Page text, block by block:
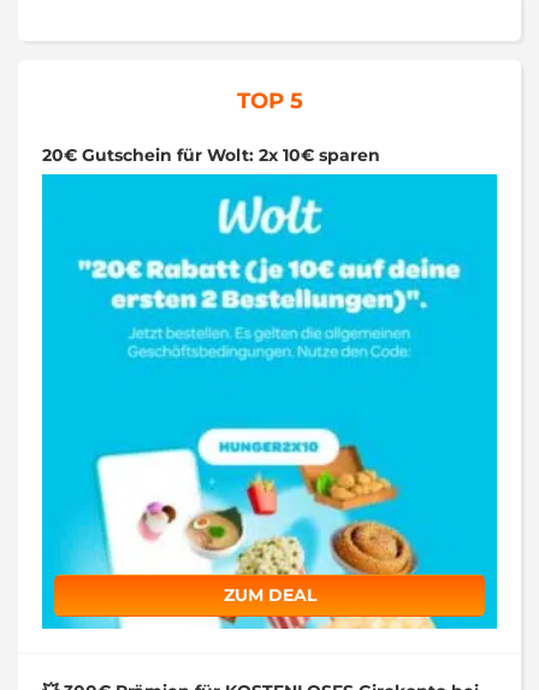
TOP 5
20€ Gutschein für Wolt: 2x 10€ sparen
ZUM DEAL